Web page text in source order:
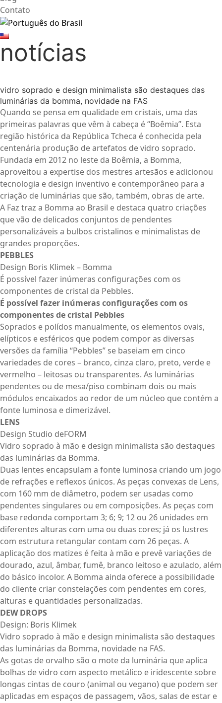
Contato
notícias
vidro soprado e design minimalista são destaques das
luminárias da bomma, novidade na FAS
Quando se pensa em qualidade em cristais, uma das
primeiras palavras que vêm à cabeça é “Boêmia”. Esta
região histórica da República Tcheca é conhecida pela
centenária produção de artefatos de vidro soprado.
Fundada em 2012 no leste da Boêmia, a Bomma,
aproveitou a expertise dos mestres artesãos e adicionou
tecnologia e design inventivo e contemporâneo para a
criação de luminárias que são, também, obras de arte.
A Faz traz a Bomma ao Brasil e destaca quatro criações
que vão de delicados conjuntos de pendentes
personalizáveis a bulbos cristalinos e minimalistas de
grandes proporções.
PEBBLES
Design Boris Klimek – Bomma
É possível fazer inúmeras configurações com os
componentes de cristal da Pebbles.
É possível fazer inúmeras configurações com os
componentes de cristal Pebbles
Soprados e polídos manualmente, os elementos ovais,
elípticos e esféricos que podem compor as diversas
versões da família “Pebbles” se baseiam em cinco
variedades de cores – branco, cinza claro, preto, verde e
vermelho – leitosas ou transparentes. As luminárias
pendentes ou de mesa/piso combinam dois ou mais
módulos encaixados ao redor de um núcleo que contém a
fonte luminosa e dimerizável.
LENS
Design Studio deFORM
Vidro soprado à mão e design minimalista são destaques
das luminárias da Bomma.
Duas lentes encapsulam a fonte luminosa criando um jogo
de refrações e reflexos únicos. As peças convexas de Lens,
com 160 mm de diâmetro, podem ser usadas como
pendentes singulares ou em composições. As peças com
base redonda comportam 3; 6; 9; 12 ou 26 unidades em
diferentes alturas com uma ou duas cores; já os lustres
com estrutura retangular contam com 26 peças. A
aplicação dos matizes é feita à mão e prevê variações de
dourado, azul, âmbar, fumê, branco leitoso e azulado, além
do básico incolor. A Bomma ainda oferece a possibilidade
do cliente criar constelações com pendentes em cores,
alturas e quantidades personalizadas.
DEW DROPS
Design: Boris Klimek
Vidro soprado à mão e design minimalista são destaques
das luminárias da Bomma, novidade na FAS.
As gotas de orvalho são o mote da luminária que aplica
bolhas de vidro com aspecto metálico e iridescente sobre
longas cintas de couro (animal ou vegano) que podem ser
aplicadas em espaços de passagem, vãos, salas de estar e